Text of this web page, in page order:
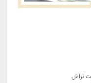
تراش